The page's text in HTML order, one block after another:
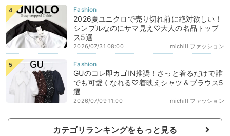
2026夏ユニクロで売り切れ前に絶対欲しい！
シンプルなのにサマ見え♡大人の名品トップ
ス5選
michill ファッション
2026/07/31 08:00
GUのコレ即カゴIN推奨！さっと着るだけで誰
でも可愛くなれる♡着映えシャツ＆ブラウス5
選
michill ファッション
2026/07/09 11:00
カテゴリランキングをもっと見る